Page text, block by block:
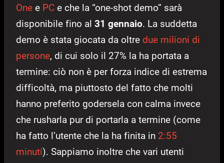
One e PC e che la “one-shot demo” sarà
disponibile fino al 31 gennaio. La suddetta
demo è stata giocata da oltre due milioni di
persone, di cui solo il 27% la ha portata a
termine: ciò non è per forza indice di estrema
difficoltà, ma piuttosto del fatto che molti
hanno preferito godersela con calma invece
che rusharla pur di portarla a termine (come
ha fatto l’utente che la ha finita in 2:55
minuti). Sappiamo inoltre che vari utenti